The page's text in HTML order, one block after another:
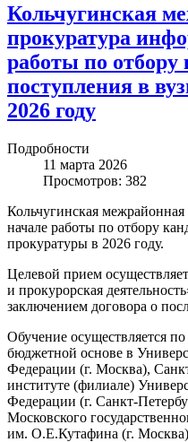
Кольчугинская
прокуратура
работы по отбору
поступления в
2026 году
Подробности
11 марта 2026
Просмотров: 382
Кольчугинская
начале работы по отбору
прокуратуры в 2026 году.
Целевой прием
и прокурорская
заключением договора о
Обучение осуществляется
бюджетной основе в
Федерации (г. Москва),
институте (филиале)
Федерации (г. Санкт-
Московского
им. О.Е.Кутафина (г.